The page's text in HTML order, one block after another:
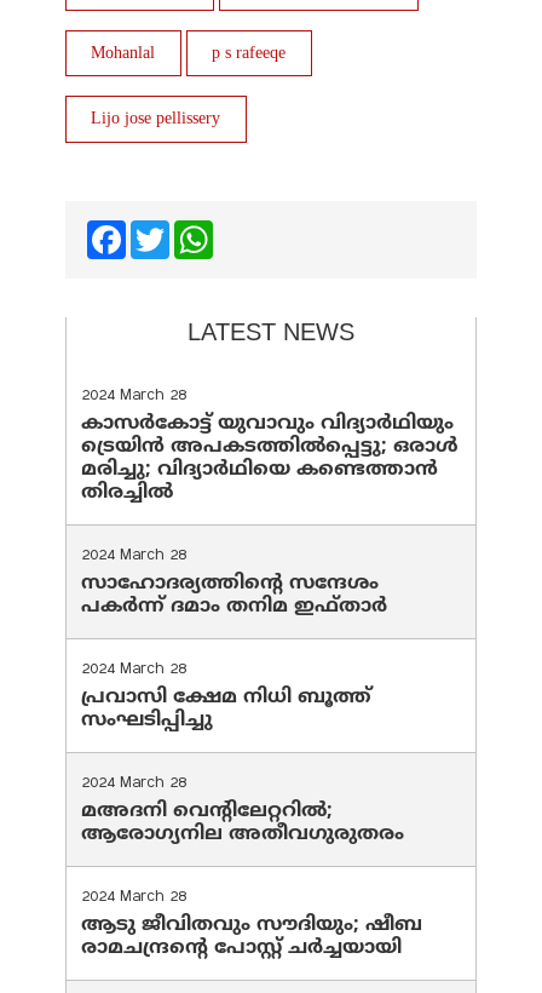
Mohanlal p s rafeeqe
Lijo jose pellissery
FacebookTwitter
LATEST NEWS
2024 March 28
കാസർകോട്ട് യുവാവും വിദ്യാർഥിയും
ട്രെയിൻ അപകടത്തിൽപ്പെട്ടു; ഒരാൾ
മരിച്ചു; വിദ്യാർഥിയെ കണ്ടെത്താൻ
തിരച്ചിൽ
2024 March 28
സാഹോദര്യത്തിന്റെ സന്ദേശം
പകർന്ന് ദമാം തനിമ ഇഫ്‌താർ
2024 March 28
പ്രവാസി ക്ഷേമ നിധി ബൂത്ത്
സംഘടിപ്പിച്ചു
2024 March 28
മഅദനി വെന്റിലേറ്ററിൽ;
ആരോഗ്യനില അതീവഗുരുതരം
2024 March 28
ആടു ജീവിതവും സൗദിയും; ഷീബ
രാമചന്ദ്രന്റെ പോസ്റ്റ് ചര്‍ച്ചയായി